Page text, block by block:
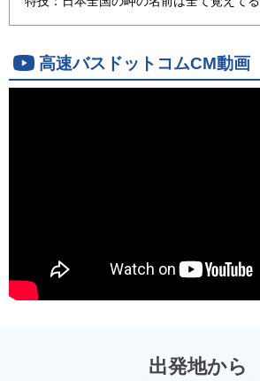
高速バスドットコムCM動画
出発地から